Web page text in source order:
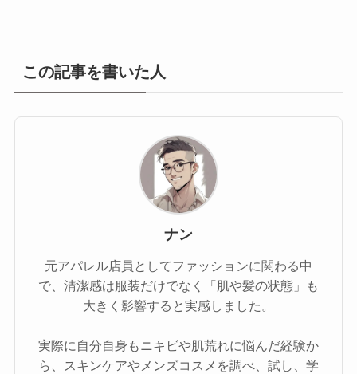
この記事を書いた人
ナン
元アパレル店員としてファッションに関わる中
で、清潔感は服装だけでなく「肌や髪の状態」も
大きく影響すると実感しました。
実際に自分自身もニキビや肌荒れに悩んだ経験か
ら、スキンケアやメンズコスメを調べ、試し、学